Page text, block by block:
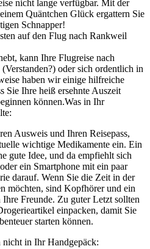
nicht lange verfügbar. Mit der
Quäntchen Glück ergattern Sie
Schnapper!
auf den Flug nach Rankweil
kann Ihre Flugreise nach
oder sich ordentlich in
haben wir einige hilfreiche
Sie Ihre heiß ersehnte Auszeit
können.Was in Ihr
Ausweis und Ihren Reisepass,
wichtige Medikamente ein. Ein
gute Idee, und da empfiehlt sich
ein Smartphone mit ein paar
darauf. Wenn Sie die Zeit in der
möchten, sind Kopfhörer und ein
Ihre Freunde. Zu guter Letzt sollten
einpacken, damit Sie
starten können.
nicht in Ihr Handgepäck: